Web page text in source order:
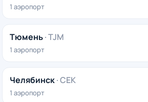
1 аэропорт
Тюмень· TJM
1 аэропорт
Челябинск· CEK
1 аэропорт